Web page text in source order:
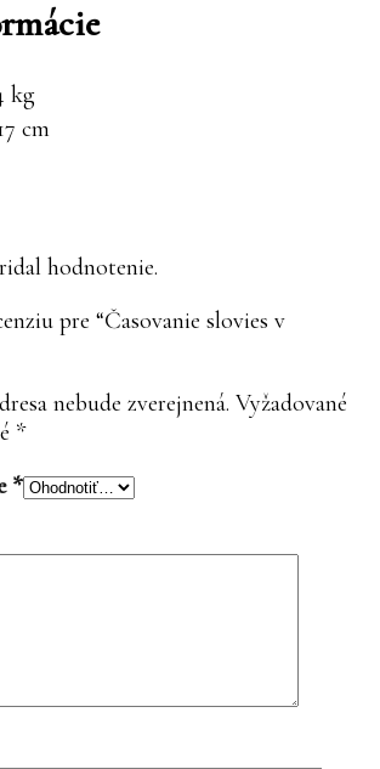
kg
cm
hodnotenie.
pre “Časovanie slovies v
nebude zverejnená. Vyžadované
*
*